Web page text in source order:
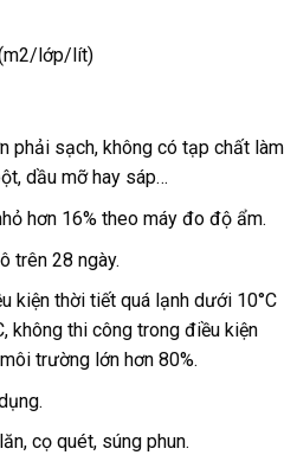
lớp/lít)
phải sạch, không có tạp chất làm
dầu mỡ hay sáp…
hơn 16% theo máy đo độ ẩm.
trên 28 ngày.
kiện thời tiết quá lạnh dưới 10°C
không thi công trong điều kiện
trường lớn hơn 80%.
cọ quét, súng phun.